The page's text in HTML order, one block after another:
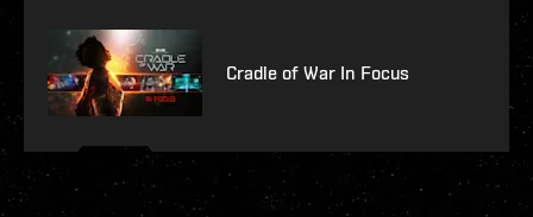
Cradle of War In Focus